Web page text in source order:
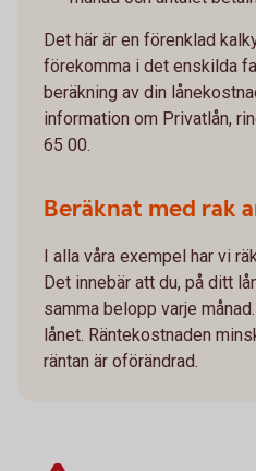
Det här är en förenklad
förekomma i det enskilda
beräkning av din
information om Privatlån,
65 00.
Beräknat med rak
I alla våra exempel har vi
Det innebär att du, på ditt
samma belopp varje
lånet. Räntekostnaden
räntan är oförändrad.